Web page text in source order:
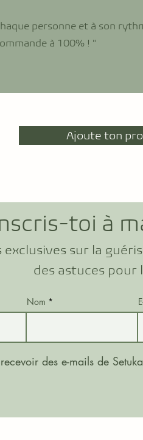
personne et à son
à 100% ! "
Ajoute ton
toi à
Nom
des e-mails de Setuka
sur la
des astuces pour